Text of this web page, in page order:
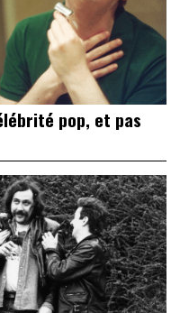
pop, et pas